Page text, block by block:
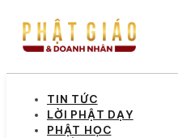
TIN TỨC
LỜI PHẬT DẠY
PHẬT HỌC